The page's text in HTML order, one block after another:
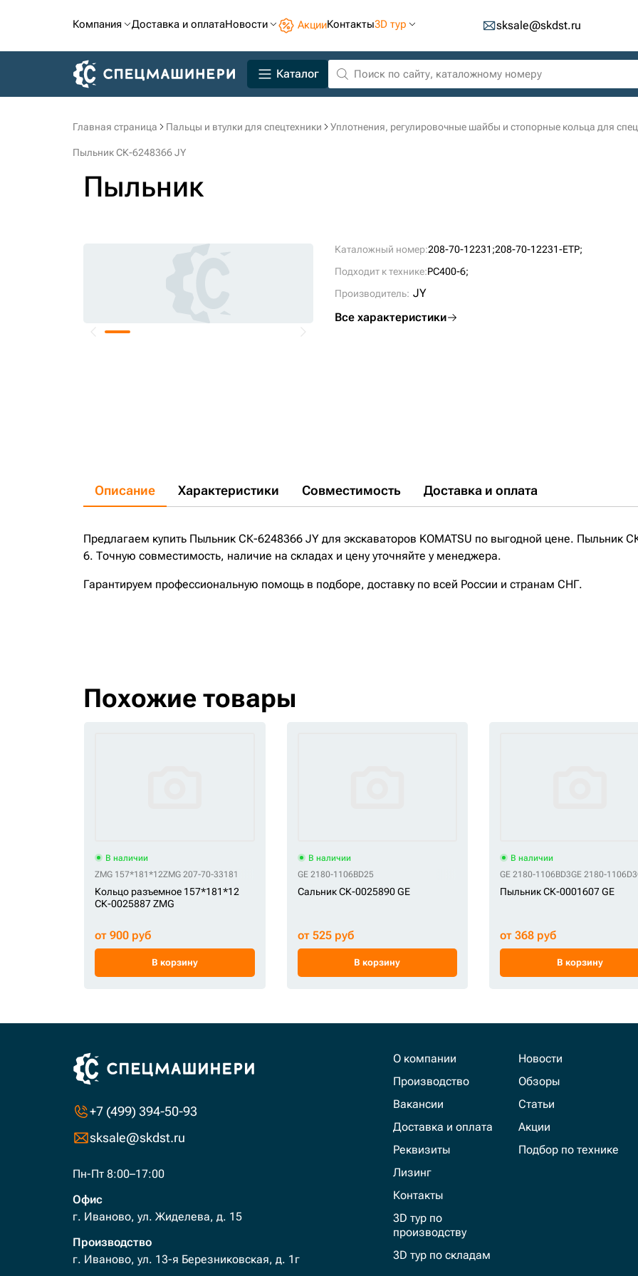
Компания Доставка и оплатаНовости АкцииКонтакты3D тур sksale@skdst.ru
Каталог
Главная страница Пальцы и втулки для спецтехники Уплотнения, регулировочные шайбы и стопорные кольца для
Пыльник СК-6248366 JY
Пыльник
Каталожный номер:208-70-12231;208-70-12231-ETP;
Подходит к технике:PC400-6;
Производитель: JY
Все характеристики
Описание Характеристики Совместимость Доставка и оплата
Предлагаем купить Пыльник СК-6248366 JY для экскаваторов KOMATSU по выгодной цене. Пыльник
6. Точную совместимость, наличие на складах и цену уточняйте у менеджера.
Гарантируем профессиональную помощь в подборе, доставку по всей России и странам СНГ.
Похожие товары
В наличии
ZMG 157*181*12ZMG 207-70-33181
Кольцо разъемное 157*181*12
СК-0025887 ZMG
от 900 руб
В корзину
В наличии
GE 2180-1106BD25
Сальник СК-0025890 GE
от 525 руб
В корзину
В наличии
GE 2180-1106BD3GE 2180-1106D3
Пыльник СК-0001607 GE
от 368 руб
В корзину
+7 (499) 394-50-93
sksale@skdst.ru
Пн-Пт 8:00–17:00
Офис
г. Иваново, ул. Жиделева, д. 15
Производство
г. Иваново, ул. 13-я Березниковская, д. 1г
О компании
Производство
Вакансии
Доставка и оплата
Реквизиты
Лизинг
Контакты
3D тур по
производству
3D тур по складам
Новости
Обзоры
Статьи
Акции
Подбор по технике